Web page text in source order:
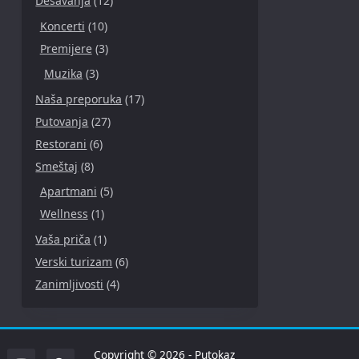
Koncerti (10)
Premijere(3)
Muzika (3)
Naša preporuka (17)
Putovanja (27)
Restorani (6)
Smeštaj (8)
Apartmani (5)
Wellness (1)
Vaša priča (1)
Verski turizam (6)
Zanimljivosti (4)
Copyright © 2026 - Putokaz